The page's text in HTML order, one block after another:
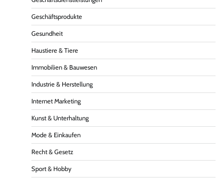
Geschäftsprodukte
Gesundheit
Haustiere & Tiere
Immobilien & Bauwesen
Industrie & Herstellung
Internet Marketing
Kunst & Unterhaltung
Mode & Einkaufen
Recht & Gesetz
Sport & Hobby